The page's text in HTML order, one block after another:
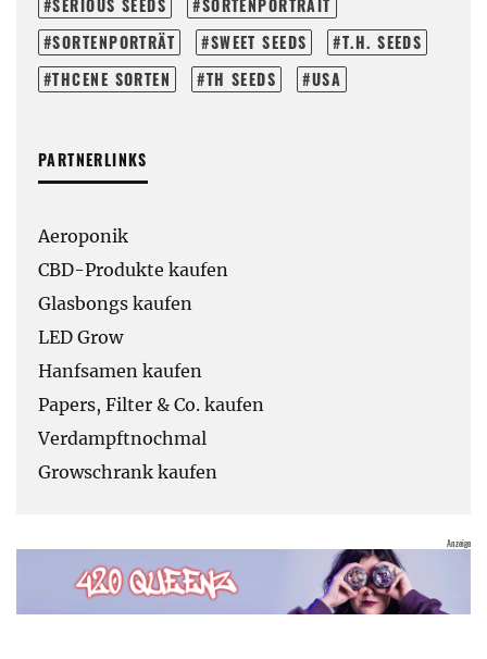
SORTENPORTRÄT
SWEET SEEDS
T.H. SEEDS
THCENE SORTEN
TH SEEDS USA
PARTNERLINKS
Aeroponik
CBD-Produkte kaufen
Glasbongs kaufen
LED Grow
Hanfsamen kaufen
Papers, Filter & Co. kaufen
Verdampftnochmal
Growschrank kaufen